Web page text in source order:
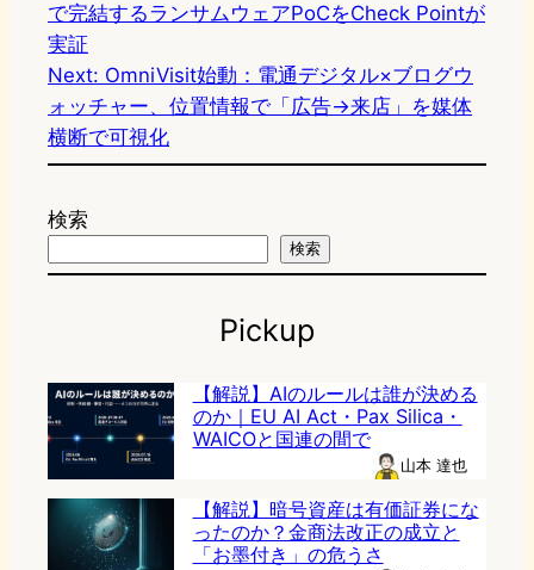
で完結するランサムウェアPoCをCheck Pointが
実証
Next: OmniVisit始動：電通デジタル×ブログウ
ォッチャー、位置情報で「広告→来店」を媒体
横断で可視化
検索
検索
Pickup
【解説】AIのルールは誰が決める
のか｜EU AI Act・Pax Silica・
WAICOと国連の間で
山本 達也
【解説】暗号資産は有価証券にな
ったのか？金商法改正の成立と
「お墨付き」の危うさ